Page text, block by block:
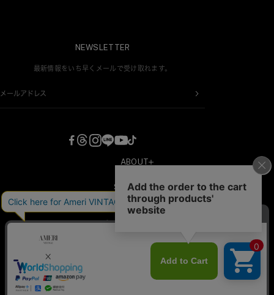
サービスの向上やユーザーにより快適なサービスを提供するためにデータを活用してい
ます。当サービスの
に基づいたデータ利⽤に同意をお願いいたしま
す。
NEWSLETTER
最新情報をいち早くメールで受け取れます。
メールアドレス
ABOUT
COMPANY
RECRUIT
SHOPPING
新規会員登録
AMERI MEMBERS CLUBについて
パスワードを忘れた方へ
MY PAGE
©B STONE CO.,LTD. ALL RIGHTS RESERVED.
プライバシーポリシー
特定商取引法・古物営業法に基づく表記